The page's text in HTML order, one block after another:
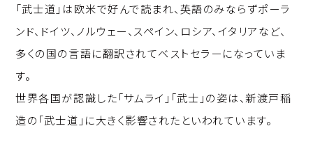
「武士道」は欧米で好んで読まれ、英語のみならずポーラ
ンド、ドイツ、ノルウェー、スペイン、ロシア、イタリアなど、
多くの国の言語に翻訳されてベストセラーになっていま
す。
世界各国が認識した「サムライ」「武士」の姿は、新渡戸稲
造の「武士道」に大きく影響されたといわれています。